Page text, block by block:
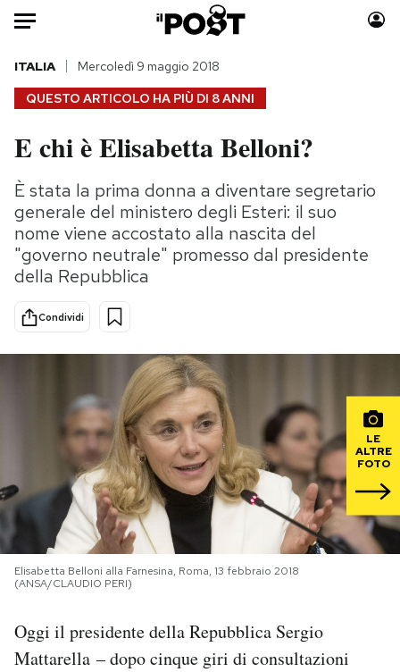
Auto
HOME
Italia
Politica
Tecnologia
Internet
Scienza
Cultura
Economia
Sport
Moda
Consumismi
Storie/Idee
Ok Boomer!
Mondiali calcio 2026
PODCAST
NEWSLETTER
I MIEI PREFERITI
QUESTO ARTICOLO HA PIÙ DI 8 ANNI
ITALIA Mercoledì 9 maggio 2018
E chi è Elisabetta Belloni?
È stata la prima donna a diventare segretario
generale del ministero degli Esteri: il suo
nome viene accostato alla nascita del
"governo neutrale" promesso dal presidente
della Repubblica
Condividi
LE
ALTRE
FOTO
Elisabetta Belloni alla Farnesina, Roma, 13 febbraio 2018
(ANSA/CLAUDIO PERI)
Oggi il presidente della Repubblica Sergio
Mattarella – dopo cinque giri di consultazioni